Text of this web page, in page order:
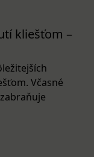
kliešťom –
Včasné